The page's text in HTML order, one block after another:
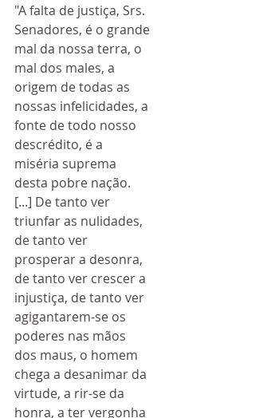
"A falta de justiça, Srs.
Senadores, é o grande
mal da nossa terra, o
mal dos males, a
origem de todas as
nossas infelicidades, a
fonte de todo nosso
descrédito, é a
miséria suprema
desta pobre nação.
[...] De tanto ver
triunfar as nulidades,
de tanto ver
prosperar a desonra,
de tanto ver crescer a
injustiça, de tanto ver
agigantarem-se os
poderes nas mãos
dos maus, o homem
chega a desanimar da
virtude, a rir-se da
honra, a ter vergonha